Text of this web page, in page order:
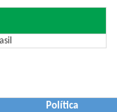
Política